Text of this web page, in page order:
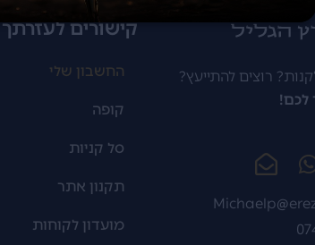
רוצים להתייעץ?
לכם!
קישורים לעזרתך
החשבון שלי
קופה
סל קניות
תקנון אתר
מועדון לקוחות